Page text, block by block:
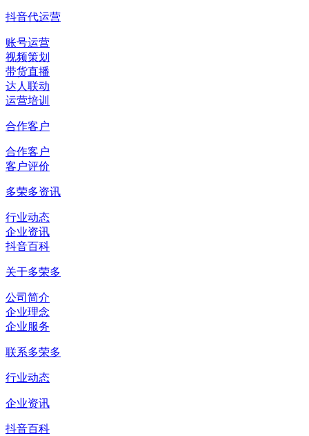
抖音代运营
账号运营
视频策划
带货直播
达人联动
运营培训
合作客户
合作客户
客户评价
多荣多资讯
行业动态
企业资讯
抖音百科
关于多荣多
公司简介
企业理念
企业服务
联系多荣多
行业动态
企业资讯
抖音百科